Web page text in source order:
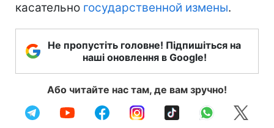
касательно государственной измены.
Не пропустіть головне! Підпишіться на
наші оновлення в Google!
Або читайте нас там, де вам зручно!